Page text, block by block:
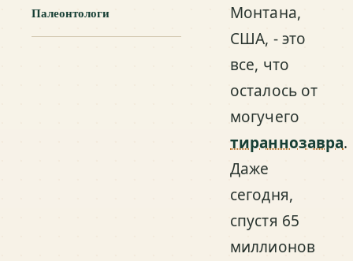
Палеонтологи
Монтана,
США, - это
все, что
осталось от
могучего
тираннозавра.
Даже
сегодня,
спустя 65
миллионов